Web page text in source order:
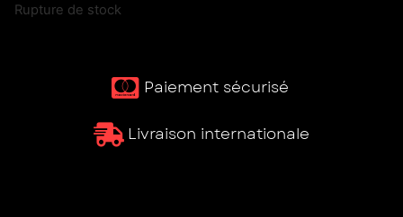
Rupture de stock
Paiement sécurisé ​
Livraison internationale